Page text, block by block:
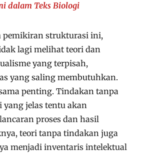
dalam Teks Biologi
pemikiran strukturasi ini,
lagi melihat teori dan
yang terpisah,
yang saling membutuhkan.
penting. Tindakan tanpa
yang jelas tentu akan
proses dan hasil
teori tanpa tindakan juga
menjadi inventaris intelektual